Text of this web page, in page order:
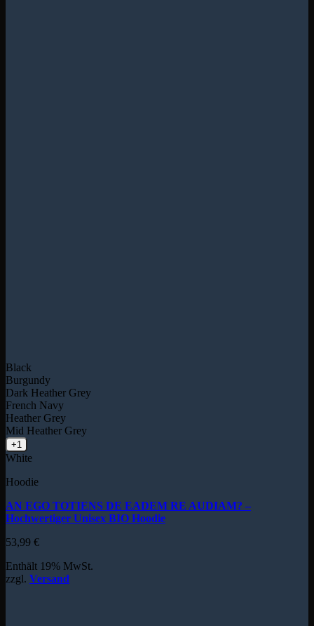
Black
Burgundy
Dark Heather Grey
French Navy
Heather Grey
Mid Heather Grey
+1
White
Hoodie
AN EGO TOTIENS DE EADEM RE AUDIAM? –
Hochwertiger Unisex BIO Hoodie
53,99 €
Enthält 19% MwSt.
zzgl. Versand